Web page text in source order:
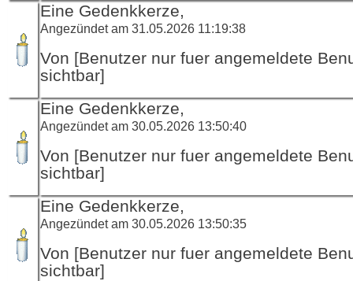
Eine Gedenkkerze,
Angezündet am 31.05.2026 11:19:38
Von [Benutzer nur fuer angemeldete
sichtbar]
Eine Gedenkkerze,
Angezündet am 30.05.2026 13:50:40
Von [Benutzer nur fuer angemeldete
sichtbar]
Eine Gedenkkerze,
Angezündet am 30.05.2026 13:50:35
Von [Benutzer nur fuer angemeldete
sichtbar]